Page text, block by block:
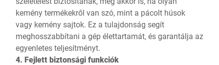
kemény termékekről van szó, mint a pácolt húsok
vagy kemény sajtok. Ez a tulajdonság segít
meghosszabbítani a gép élettartamát, és garantálja az
egyenletes teljesítményt.
4. Fejlett biztonsági funkciók